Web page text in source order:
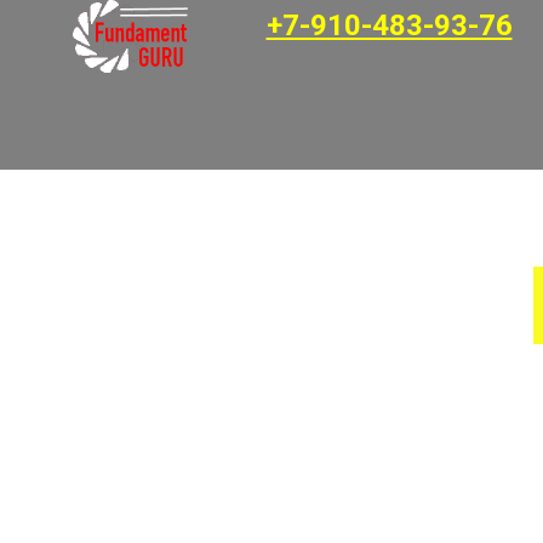
+7-910-483-93-76